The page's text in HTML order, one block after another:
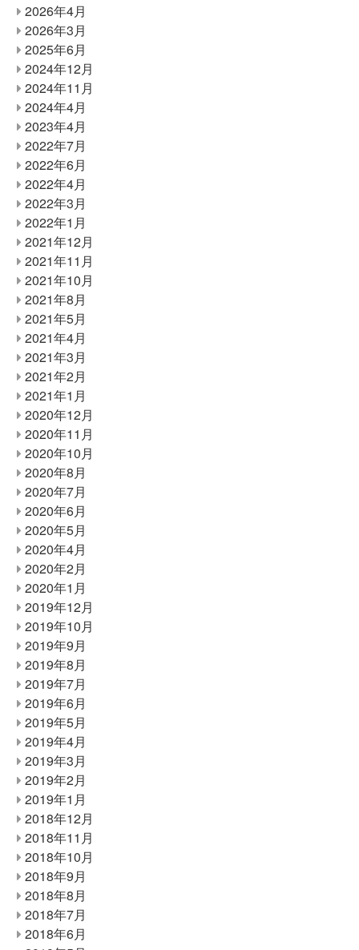
2026年4月
2026年3月
2025年6月
2024年12月
2024年11月
2024年4月
2023年4月
2022年7月
2022年6月
2022年4月
2022年3月
2022年1月
2021年12月
2021年11月
2021年10月
2021年8月
2021年5月
2021年4月
2021年3月
2021年2月
2021年1月
2020年12月
2020年11月
2020年10月
2020年8月
2020年7月
2020年6月
2020年5月
2020年4月
2020年2月
2020年1月
2019年12月
2019年10月
2019年9月
2019年8月
2019年7月
2019年6月
2019年5月
2019年4月
2019年3月
2019年2月
2019年1月
2018年12月
2018年11月
2018年10月
2018年9月
2018年8月
2018年7月
2018年6月